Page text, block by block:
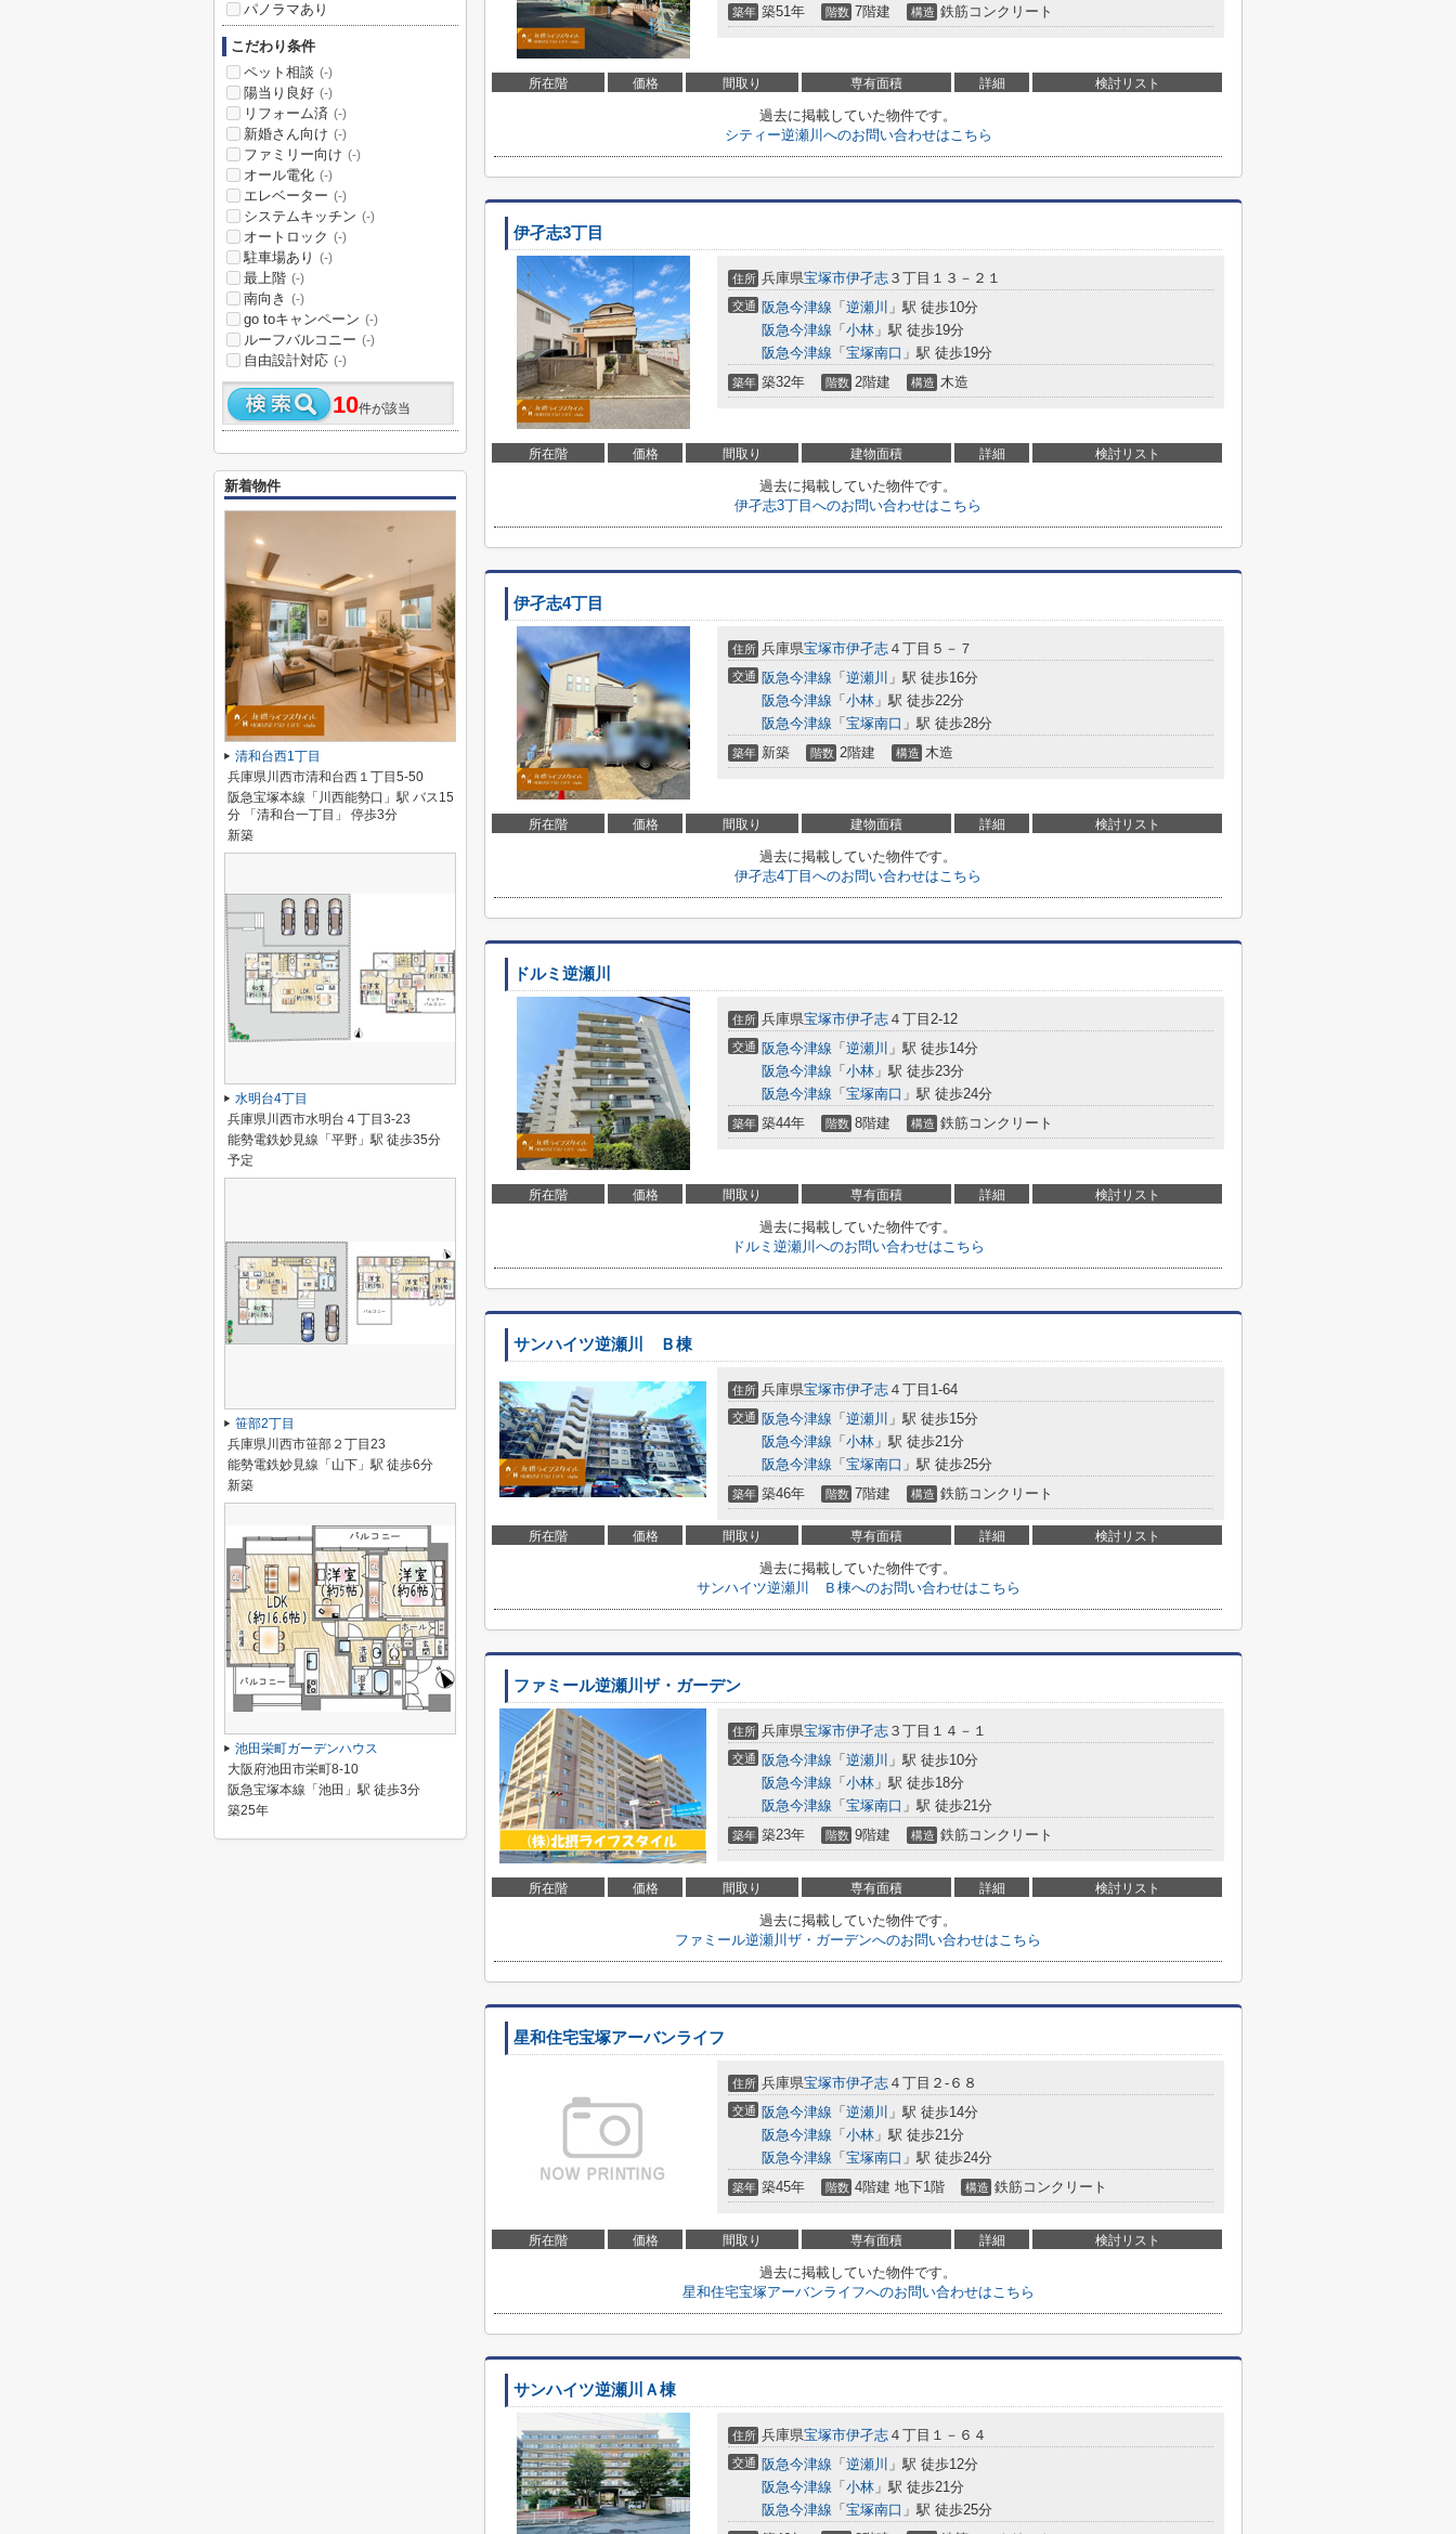
築年 築51年 階数 7階建 構造 鉄筋コンクリート
所在階 価格 間取り 専有面積 詳細 検討リスト
過去に掲載していた物件です。
シティー逆瀬川へのお問い合わせはこちら
伊孑志3丁目
住所 兵庫県宝塚市伊孑志 ３丁目１３－２１
交通 阪急今津線 「 逆瀬川 」駅 徒歩10分
阪急今津線 「 小林 」駅 徒歩19分
阪急今津線 「 宝塚南口 」駅 徒歩19分
築年 築32年 階数 2階建 構造 木造
所在階 価格 間取り 建物面積 詳細 検討リスト
過去に掲載していた物件です。
伊孑志3丁目へのお問い合わせはこちら
伊孑志4丁目
住所 兵庫県宝塚市伊孑志 ４丁目５－７
交通 阪急今津線 「 逆瀬川 」駅 徒歩16分
阪急今津線 「 小林 」駅 徒歩22分
阪急今津線 「 宝塚南口 」駅 徒歩28分
築年 新築 階数 2階建 構造 木造
所在階 価格 間取り 建物面積 詳細 検討リスト
過去に掲載していた物件です。
伊孑志4丁目へのお問い合わせはこちら
ドルミ逆瀬川
住所 兵庫県宝塚市伊孑志 ４丁目2-12
交通 阪急今津線 「 逆瀬川 」駅 徒歩14分
阪急今津線 「 小林 」駅 徒歩23分
阪急今津線 「 宝塚南口 」駅 徒歩24分
築年 築44年 階数 8階建 構造 鉄筋コンクリート
所在階 価格 間取り 専有面積 詳細 検討リスト
過去に掲載していた物件です。
ドルミ逆瀬川へのお問い合わせはこちら
サンハイツ逆瀬川 Ｂ棟
住所 兵庫県宝塚市伊孑志 ４丁目1-64
交通 阪急今津線 「 逆瀬川 」駅 徒歩15分
阪急今津線 「 小林 」駅 徒歩21分
阪急今津線 「 宝塚南口 」駅 徒歩25分
築年 築46年 階数 7階建 構造 鉄筋コンクリート
所在階 価格 間取り 専有面積 詳細 検討リスト
過去に掲載していた物件です。
サンハイツ逆瀬川 Ｂ棟へのお問い合わせはこちら
ファミール逆瀬川ザ・ガーデン
住所 兵庫県宝塚市伊孑志 ３丁目１４－１
交通 阪急今津線 「 逆瀬川 」駅 徒歩10分
阪急今津線 「 小林 」駅 徒歩18分
阪急今津線 「 宝塚南口 」駅 徒歩21分
築年 築23年 階数 9階建 構造 鉄筋コンクリート
所在階 価格 間取り 専有面積 詳細 検討リスト
過去に掲載していた物件です。
ファミール逆瀬川ザ・ガーデンへのお問い合わせはこちら
星和住宅宝塚アーバンライフ
住所 兵庫県宝塚市伊孑志 ４丁目２-６８
交通 阪急今津線 「 逆瀬川 」駅 徒歩14分
阪急今津線 「 小林 」駅 徒歩21分
阪急今津線 「 宝塚南口 」駅 徒歩24分
築年 築45年 階数 4階建 地下1階 構造 鉄筋コンクリート
所在階 価格 間取り 専有面積 詳細 検討リスト
過去に掲載していた物件です。
星和住宅宝塚アーバンライフへのお問い合わせはこちら
サンハイツ逆瀬川Ａ棟
住所 兵庫県宝塚市伊孑志 ４丁目１－６４
交通 阪急今津線 「 逆瀬川 」駅 徒歩12分
阪急今津線 「 小林 」駅 徒歩21分
阪急今津線 「 宝塚南口 」駅 徒歩25分
パノラマあり
こだわり条件
ペット相談 (-)
陽当り良好 (-)
リフォーム済 (-)
新婚さん向け (-)
ファミリー向け (-)
オール電化 (-)
エレベーター (-)
システムキッチン (-)
オートロック (-)
駐車場あり (-)
最上階 (-)
南向き (-)
go toキャンペーン (-)
ルーフバルコニー (-)
自由設計対応 (-)
10件が該当
新着物件
清和台西1丁目
兵庫県川西市清和台西１丁目5-50
阪急宝塚本線「川西能勢口」駅 バス15
分 「清和台一丁目」 停歩3分
新築
水明台4丁目
兵庫県川西市水明台４丁目3-23
能勢電鉄妙見線「平野」駅 徒歩35分
予定
笹部2丁目
兵庫県川西市笹部２丁目23
能勢電鉄妙見線「山下」駅 徒歩6分
新築
池田栄町ガーデンハウス
大阪府池田市栄町8-10
阪急宝塚本線「池田」駅 徒歩3分
築25年